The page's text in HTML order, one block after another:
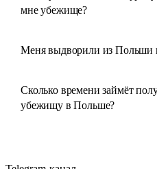
мне убежище?
Меня выдворили из Польши
Сколько времени займёт
убежищу в Польше?